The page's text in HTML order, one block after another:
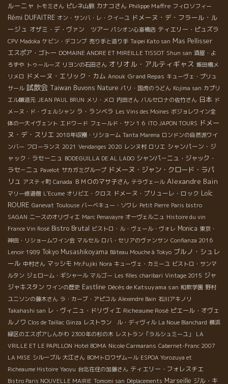
ルーニャ トモミさん ピレネ山脈 カナコさん Philippe Maffre フィロソフィー
Rémi DUFAITRE オン・サンバ・レ・クイーユ ドメーヌ・デ・フラール・ル
ージュ オザミ・デ・ヴァン ツアー パシオン心斎橋店 ティエリー・ピュズラ
CPV Madoka ケビン・デコンブ 売り手と造り手 Taipei Kato san Mas Pellisser
エスポア・ゴトー DOMAINE ANDRE ET MIREILLE TISSOT Shun san 酒屋・よ
ろずや トゥールーズ リヨンの石田さん オリオル・アルティギャス 飯田橋メ
リメロ ドメーヌ・エリック・カム Anouk Grand Repas キューヴェ・プリュ
サール 試飲会 Taiwan Buvons Nature パリ・国虎のうどん Kojima san カプリ
エル醸造元 JEAN PAUL BRUN メリ・メロ 内田さん バルセロナの佐竹さん 日本 ド
メーヌ・ド・ヴェルシャン ラ・ランベラ Les Vins des Moines ボジョレワイン全
体の一大イヴェント エドワード フェールド・サン１６ ITO JAPON TOURS ドメー
ヌ・デ・スリエ 2018年収穫・リショーム Tanta Marena ロンドンの自然派ワイ
ンバー フローランス 2021 Vendanges 2020 レンヌ村 ロリエ シャンパーン・ジ
ャック・ラセーニュ BODEGUILLA DE AL LADO シャンパ－ニュ・ジャック・
ラセ－ニュ Pavelot サカガミグループ ドメーヌ・ジャン・クロード・ラパ
リュ アスティ町 Canada ＢＭＯのマサ子さん テラヴェール Alexandre Bain
マリー修道僧 L'Ecume オリビエ・クロス ドメーヌ・プリューレ・ロック Loïc
ROURE Ganevat Toulouse バーベキュー・ソワレ Petit Pierre Paris bistro
SAGAN ニースのオリヴィエ Marc Penavayre オーヴェルニュ Histoire du vin
France Vin Rosé Bistro Brutal ビストロ・ル・ヴェール・ヴォレ Monica 東京・
神田・リショームワイン会 マルセル ロバ・セリアのヴァンサン Confianza 2016
Lenoir 1989 Tokyo Musashikoyama Bâteau Mouche à Tokyo ブルノ・シュレ
ール 中村さん マッシモ Mr.Fujiki Nora キューヴェ・カミーユ ビストロ・サンマ
ルタン ジェローム・ギシャール マルゴー Les filles charibari Vintage 2015 ジャ
ジャキスタン ワインの歴史 Eastline Décès de Katsuyama san 和飲学園 野村
ユニソンの藤木さん ラ・カーブ・アピコル Alexendre Bain 石川アキノリ
Takahashi san レ・ヴィニュ・ドリヴィエ Richeaume Rosé ピエール・オヴェ
ルノワ Clos de Taillac Ginza レストラン ル・ディヴィル La Noue Blanchard 横浜
緑区のエスポアしんかわ 2300年の杉の木 レストラン「ラルシュミーユ」
LA
VRILLE ET LE PAPILLON Hotel BOMA Nicole Carmarans Cabernet-Franc 2007
LA MISE シルーブル 大江さん BOMトロワザムール ESPOA Yorozuya et
Richeaume Histoire Yaoyu 台北在住の加藤さん ティエリー・フォレスチエ
Bistro Paris NOUVELLE MAIRIE Tomomi san Déplacements Marseille ジル・キ